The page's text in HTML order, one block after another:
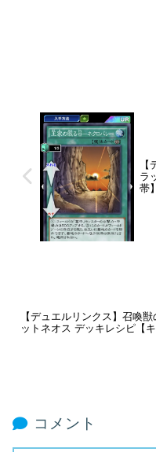
ラ
帯】
【デュエルリンクス】召喚
ットネオス デッキレシピ【キ
コメント